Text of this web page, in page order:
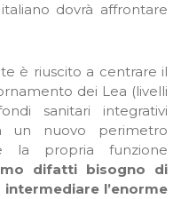
dovrà affrontare
è riuscito a centrare il
dei Lea (livelli
sanitari integrativi
un nuovo perimetro
la propria funzione
difatti bisogno di
l’enorme